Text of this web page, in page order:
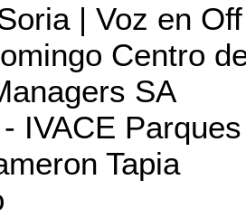
| Voz en
Centro
SA
IVACE
Tapia